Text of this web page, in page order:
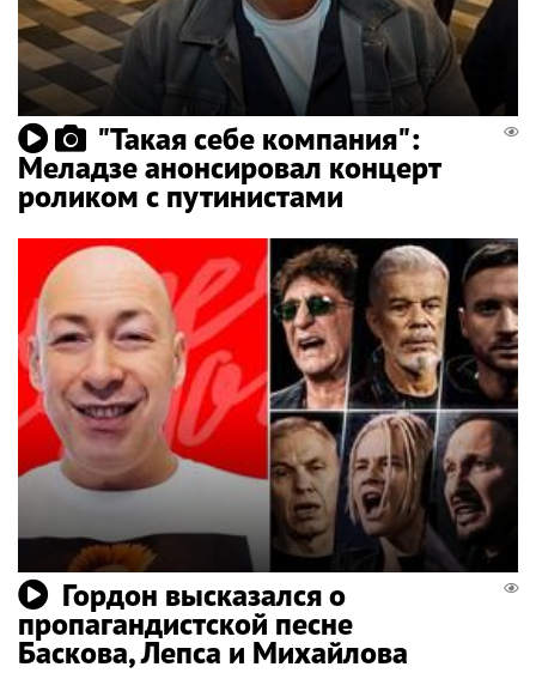
"Такая себе компания":
Меладзе анонсировал концерт
роликом с путинистами
Гордон высказался о
пропагандистской песне
Баскова, Лепса и Михайлова